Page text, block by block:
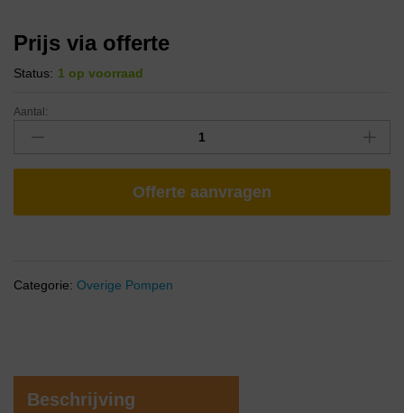
Prijs via offerte
Status: 1 op voorraad
Aantal:
Offerte aanvragen
Categorie: Overige Pompen
Beschrijving